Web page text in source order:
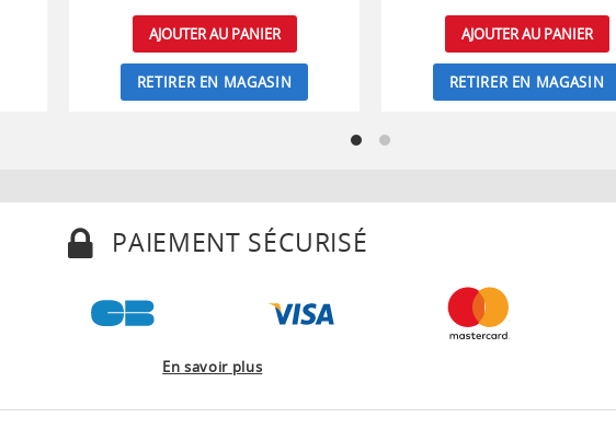
AJOUTER AU PANIER
RETIRER EN MAGASIN
AJOUTER AU PANIER
RETIRER EN MAGASIN
PAIEMENT SÉCURISÉ
En savoir plus